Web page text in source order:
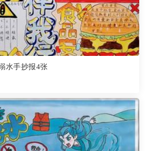
水手抄报4张